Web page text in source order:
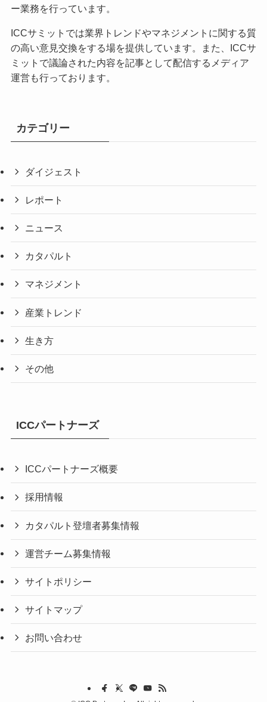
ー業務を行っています。
ICCサミットでは業界トレンドやマネジメントに関する質
の高い意見交換をする場を提供しています。また、ICCサ
ミットで議論された内容を記事として配信するメディア
運営も行っております。
カテゴリー
ダイジェスト
レポート
ニュース
カタパルト
マネジメント
産業トレンド
生き方
その他
ICCパートナーズ
ICCパートナーズ概要
採用情報
カタパルト登壇者募集情報
運営チーム募集情報
サイトポリシー
サイトマップ
お問い合わせ